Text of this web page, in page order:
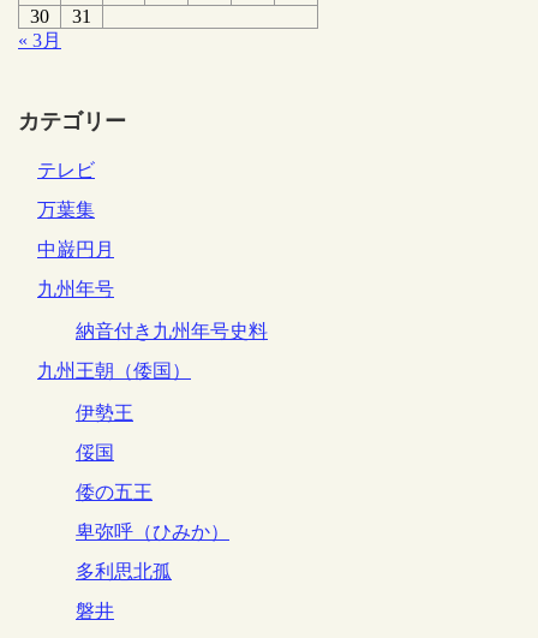
30
31
« 3月
カテゴリー
テレビ
万葉集
中巌円月
九州年号
納音付き九州年号史料
九州王朝（倭国）
伊勢王
俀国
倭の五王
卑弥呼（ひみか）
多利思北孤
磐井